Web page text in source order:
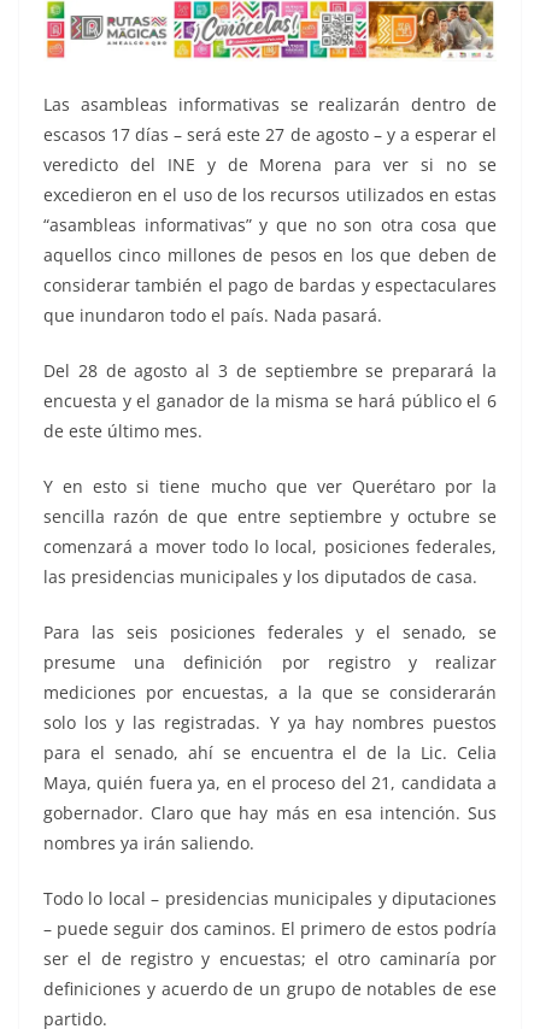
Las asambleas informativas se realizarán dentro de
escasos 17 días – será este 27 de agosto – y a esperar el
veredicto del INE y de Morena para ver si no se
excedieron en el uso de los recursos utilizados en estas
“asambleas informativas” y que no son otra cosa que
aquellos cinco millones de pesos en los que deben de
considerar también el pago de bardas y espectaculares
que inundaron todo el país. Nada pasará.
Del 28 de agosto al 3 de septiembre se preparará la
encuesta y el ganador de la misma se hará público el 6
de este último mes.
Y en esto si tiene mucho que ver Querétaro por la
sencilla razón de que entre septiembre y octubre se
comenzará a mover todo lo local, posiciones federales,
las presidencias municipales y los diputados de casa.
Para las seis posiciones federales y el senado, se
presume una definición por registro y realizar
mediciones por encuestas, a la que se considerarán
solo los y las registradas. Y ya hay nombres puestos
para el senado, ahí se encuentra el de la Lic. Celia
Maya, quién fuera ya, en el proceso del 21, candidata a
gobernador. Claro que hay más en esa intención. Sus
nombres ya irán saliendo.
Todo lo local – presidencias municipales y diputaciones
– puede seguir dos caminos. El primero de estos podría
ser el de registro y encuestas; el otro caminaría por
definiciones y acuerdo de un grupo de notables de ese
partido.